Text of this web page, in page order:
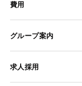
費用
グループ案内
求人採用